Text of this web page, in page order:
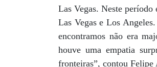
Las Vegas. Neste
Las Vegas e Los
encontramos não era
houve uma empatia
fronteiras”, contou Felipe